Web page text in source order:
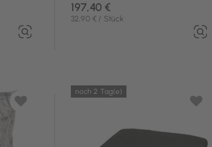
197,40 €
32,90 € / Stück
noch 2 Tag(e)